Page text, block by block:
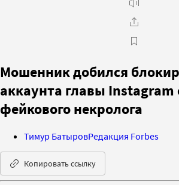
Мошенник добился
аккаунта главы
фейкового некролога
Тимур БатыровРедакция Forbes
Копировать ссылку